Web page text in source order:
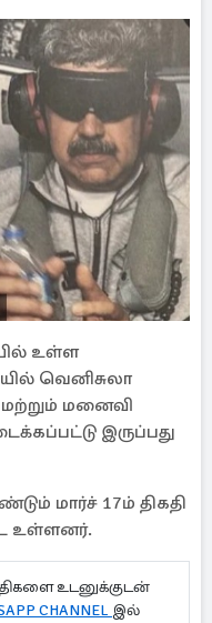
உள்ள
வெனிசுலா
மனைவி
இருப்பது
மார்ச் 17ம் திகதி
உள்ளனர்.
உடனுக்குடன்
CHANNEL இல்